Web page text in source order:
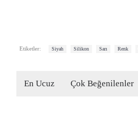
Etiketler: Siyah Silikon Sarı Renk
En Ucuz Çok Beğenilenler